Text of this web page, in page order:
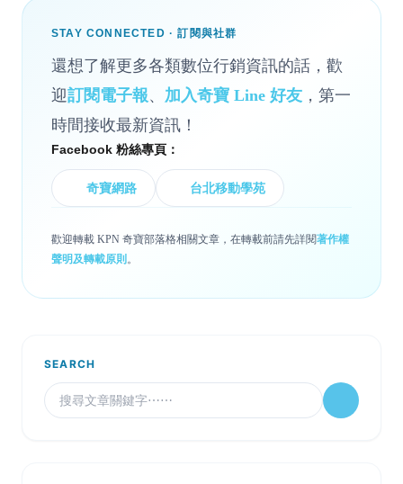
STAY CONNECTED · 訂閱與社群
還想了解更多各類數位行銷資訊的話，歡
迎訂閱電子報、 加入奇寶 Line 好友 ，第一
時間接收最新資訊！
Facebook 粉絲專頁：
奇寶網路 台北移動學苑
歡迎轉載 KPN 奇寶部落格相關文章，在轉載前請先詳閱著作權
聲明及轉載原則 。
SEARCH